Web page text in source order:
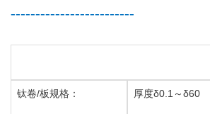
-------------------------
钛卷/板规格： 厚度δ0.1～δ60